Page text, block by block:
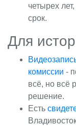
четырех
срок.
Для
комиссии -
всё, но всё
решение.
Есть